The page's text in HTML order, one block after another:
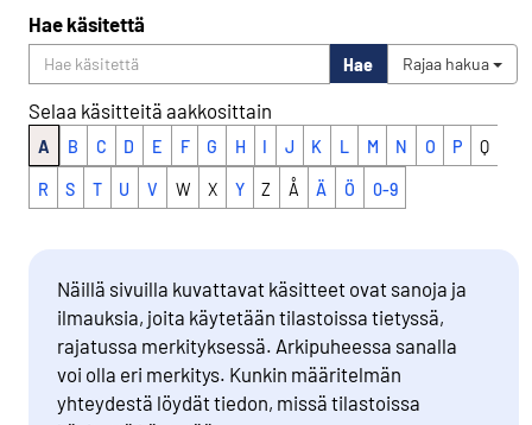
Hae käsitettä
Hae Rajaa hakua
Selaa käsitteitä aakkosittain
A B C D E F G H I J K L M N O P Q
R S T U V W X Y Z Å Ä Ö 0-9
Näillä sivuilla kuvattavat käsitteet ovat sanoja ja
ilmauksia, joita käytetään tilastoissa tietyssä,
rajatussa merkityksessä. Arkipuheessa sanalla
voi olla eri merkitys. Kunkin määritelmän
yhteydestä löydät tiedon, missä tilastoissa